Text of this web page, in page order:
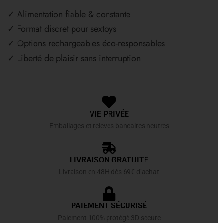
✓ Alimentation fiable & constante
✓ Format discret pour sextoys
✓ Options rechargeables éco-responsables
✓ Liberté de plaisir sans interruption
VIE PRIVÉE
Emballages et relevés bancaires neutres
LIVRAISON GRATUITE
Livraison en 48H dès 69€ d’achat
PAIEMENT SÉCURISÉ
Paiement 100% protégé 3D secure